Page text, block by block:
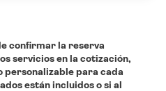
confirmar la reserva
servicios en la cotización,
personalizable para cada
están incluidos o si al